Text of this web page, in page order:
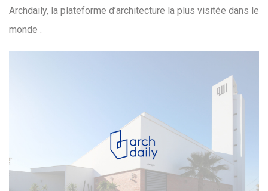
Archdaily, la plateforme d’architecture la plus visitée dans le
monde .